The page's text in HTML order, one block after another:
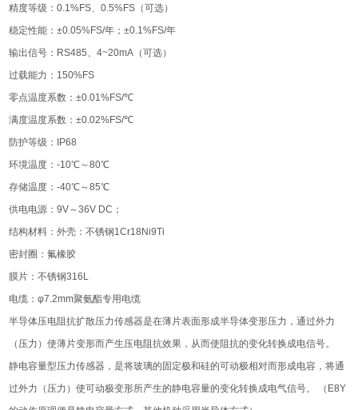
精度等级：0.1%FS、0.5%FS（可选）
稳定性能：±0.05%FS/年；±0.1%FS/年
输出信号：RS485、4~20mA（可选）
过载能力：150%FS
零点温度系数：±0.01%FS/℃
满度温度系数：±0.02%FS/℃
防护等级：IP68
环境温度：-10℃～80℃
存储温度：-40℃～85℃
供电电源：9V～36V DC；
结构材料：外壳：不锈钢1Cr18Ni9Ti
密封圈：氟橡胶
膜片：不锈钢316L
电缆：φ7.2mm聚氨酯专用电缆
半导体压电阻抗扩散压力传感器是在薄片表面形成半导体变形压力，通过外力
（压力）使薄片变形而产生压电阻抗效果，从而使阻抗的变化转换成电信号。
静电容量型压力传感器，是将玻璃的固定极和硅的可动极相对而形成电容，将通
过外力（压力）使可动极变形所产生的静电容量的变化转换成电气信号。 （E8Y